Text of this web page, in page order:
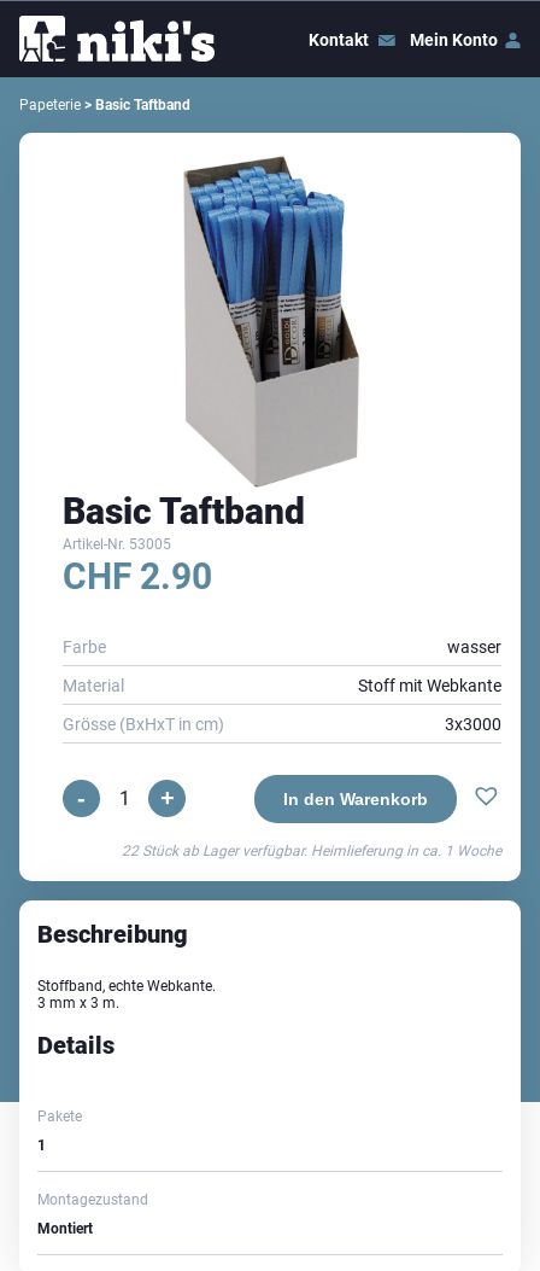
Kontakt Mein Konto
Papeterie > Basic Taftband
Basic Taftband
Artikel-Nr. 53005
CHF 2.90
Farbe
wasser
Material
Stoff mit Webkante
Grösse (BxHxT in cm)
3x3000
-
Basic
Menge
+ In den Warenkorb
22 Stück ab Lager verfügbar. Heimlieferung in ca. 1 Woche
Beschreibung
Stoffband, echte Webkante.
3 mm x 3 m.
Details
Pakete
1
Montagezustand
Montiert